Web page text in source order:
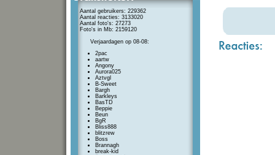
Aantal gebruikers: 229362
Aantal reacties: 3133020
Aantal foto's: 27273
Foto's in Mb: 2159120
Verjaardagen op 08-08:
2pac
aartw
Angony
Aurora025
Aztvgl
B-Sweet
Bargh
Barkleys
BasTD
Beppie
Beun
BgR
Bliss888
blitzrew
Boss
Brannagh
break-kid